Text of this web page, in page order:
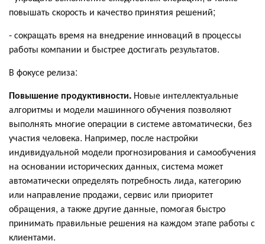
повышать скорость и качество принятия решений;
- сокращать время на внедрение инноваций в процессы
работы компании и быстрее достигать результатов.
В фокусе релиза:
Повышение продуктивности. Новые интеллектуальные
алгоритмы и модели машинного обучения позволяют
выполнять многие операции в системе автоматически, без
участия человека. Например, после настройки
индивидуальной модели прогнозирования и самообучения
на основании исторических данных, система может
автоматически определять потребность лида, категорию
или направление продажи, сервис или приоритет
обращения, а также другие данные, помогая быстро
принимать правильные решения на каждом этапе работы с
клиентами.